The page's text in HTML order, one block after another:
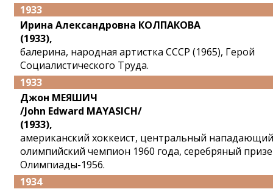
1933
Ирина Александровна КОЛПАКОВА
(1933),
балерина, народная артистка СССР (1965), Герой
Социалистического Труда.
1933
Джон МЕЯШИЧ
/John Edward MAYASICH/
(1933),
американский хоккеист, центральный
олимпийский чемпион 1960 года, серебряный
Олимпиады-1956.
1934